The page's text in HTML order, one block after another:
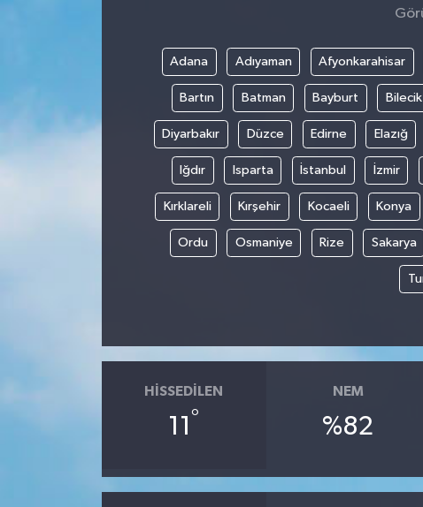
Adana Adıyaman Afyonkarahisar
Bartın Batman Bayburt Bilecik
Diyarbakır Düzce Edirne Elazığ
Iğdır Isparta İstanbul İzmir
Kırklareli Kırşehir Kocaeli Konya
Ordu Osmaniye Rize Sakarya
HISSEDILEN
11 °
NEM
%82